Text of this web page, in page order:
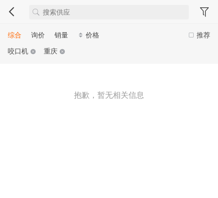
推荐
综合 询价 销量
价格
咬口机
重庆
抱歉，暂无相关信息